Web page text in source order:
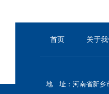
首页 关于
地 址：河南省新乡